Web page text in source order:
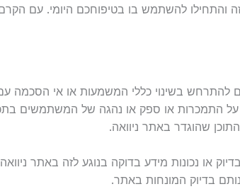
והתחילו להשתמש בו בטיפוחכם היומי. עם
להתרחש בשינוי כללי המשמעות או אי הסכמה
על התמכרות או ספק או נהגה של המשתמשים
שהוגדר באתר ניוואה.
או נכונות מידע בדוקה בנוגע לזה באתר
בדיוק המונחות באתר.